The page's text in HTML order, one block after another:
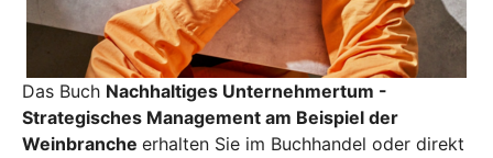
Das Buch Nachhaltiges Unternehmertum -
Strategisches Management am Beispiel der
Weinbranche erhalten Sie im Buchhandel oder direkt